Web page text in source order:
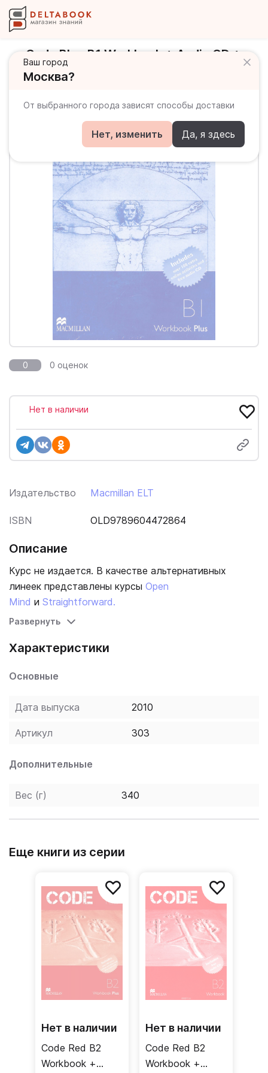
Ваш город
Москва?
От выбранного города зависят способы доставки
Нет, изменить Да, я здесь
Code Blue B1 Workbook + Audio CD +
Webcode / Рабочая тетрадь + онлайн-
0 0 оценок
Издательство Macmillan ELT
ISBN OLD9789604472864
Нет в наличии
Описание
Курс не издается. В качестве альтернативных
линеек представлены курсы Open
Mind и Straightforward.
Развернуть
Характеристики
Основные
Дата выпуска 2010
Артикул 303
Дополнительные
Вес (г) 340
Еще книги из серии
Нет в наличии
Code Red B2
Workbook +
Нет в наличии
Code Red B2
Workbook +